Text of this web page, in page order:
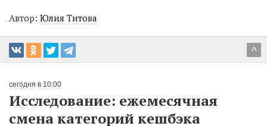
Автор: Юлия Титова
^
сегодня в 10:00
Исследование: ежемесячная
смена категорий кешбэка